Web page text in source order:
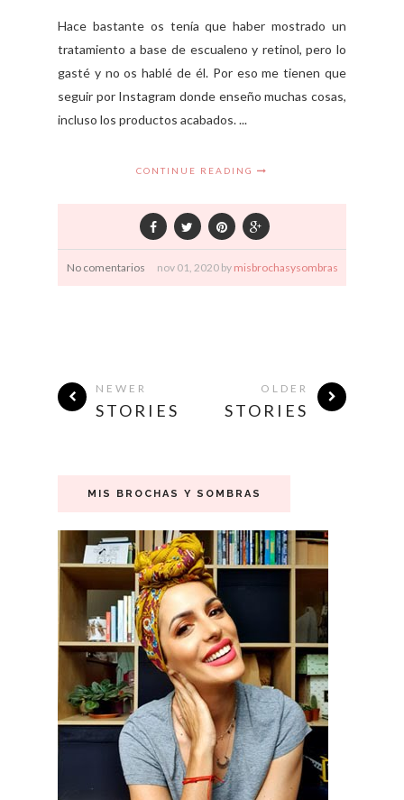
Hace bastante os tenía que haber mostrado un
tratamiento a base de escualeno y retinol, pero lo
gasté y no os hablé de él. Por eso me tienen que
seguir por Instagram donde enseño muchas cosas,
incluso los productos acabados. ...
CONTINUE READING
No comentarios nov 01, 2020 by misbrochasysombras
NEWER
STORIES
OLDER
STORIES
MIS BROCHAS Y SOMBRAS